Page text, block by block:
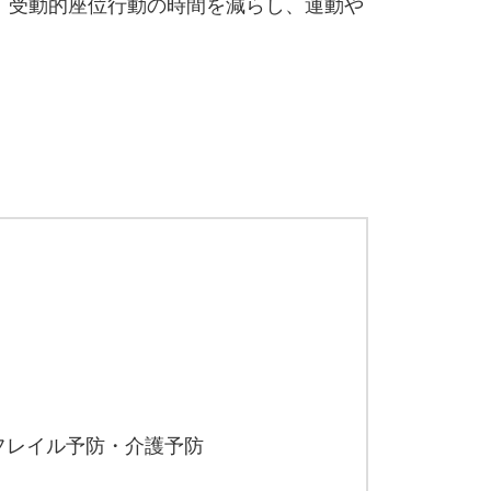
動的座位行動の時間を減らし、運動や
イル予防・介護予防